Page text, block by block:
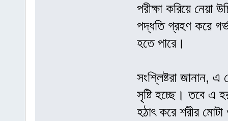
পরীক্ষা করিয়ে
পদ্ধতি গ্রহণ করে
হতে পারে।
সংশ্লিষ্টরা জানান, এ
সৃষ্টি হচ্ছে। তবে এ
হঠাৎ করে শরীর